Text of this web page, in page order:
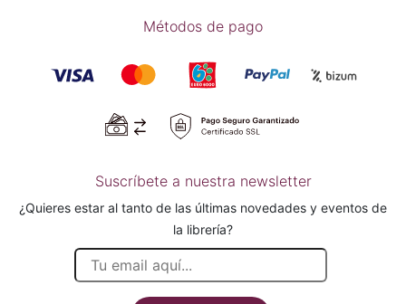
Métodos de pago
Suscríbete a nuestra newsletter
¿Quieres estar al tanto de las últimas novedades y eventos de
la librería?